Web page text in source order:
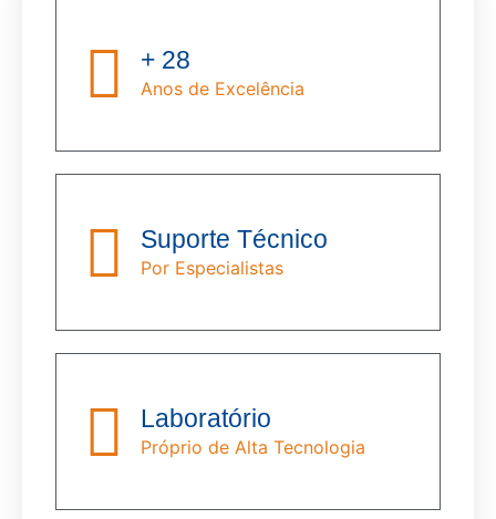
+ 28
Anos de Excelência
Suporte Técnico
Por Especialistas
Laboratório
Próprio de Alta Tecnologia